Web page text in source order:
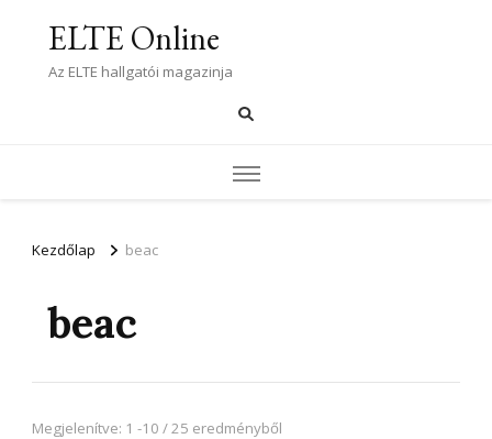
ELTE Online
Az ELTE hallgatói magazinja
Kezdőlap beac
beac
Megjelenítve: 1 -10 / 25 eredményből